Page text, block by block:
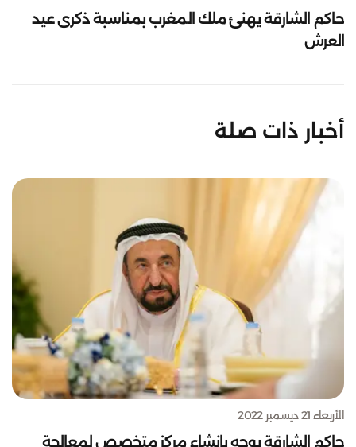
حاكم الشارقة يهنئ ملك المغرب بمناسبة ذكرى عيد
العرش
أخبار ذات صلة
الأربعاء 21 ديسمبر 2022
حاكم الشارقة يوجه بإنشاء مركز متخصص لمعالجة